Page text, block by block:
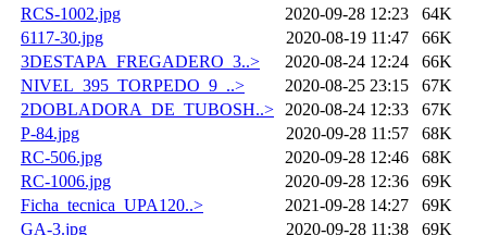
RCS-1002.jpg
2020-09-28 12:23
64K
6117-30.jpg
2020-08-19 11:47
66K
3DESTAPA_FREGADERO_3..>
2020-08-24 12:24
66K
NIVEL_395_TORPEDO_9_..>
2020-08-25 23:15
67K
2DOBLADORA_DE_TUBOSH..>
2020-08-24 12:33
67K
P-84.jpg
2020-09-28 11:57
68K
RC-506.jpg
2020-09-28 12:46
68K
RC-1006.jpg
2020-09-28 12:36
69K
Ficha_tecnica_UPA120..>
2021-09-28 14:27
69K
GA-3.jpg
2020-09-28 11:38
69K